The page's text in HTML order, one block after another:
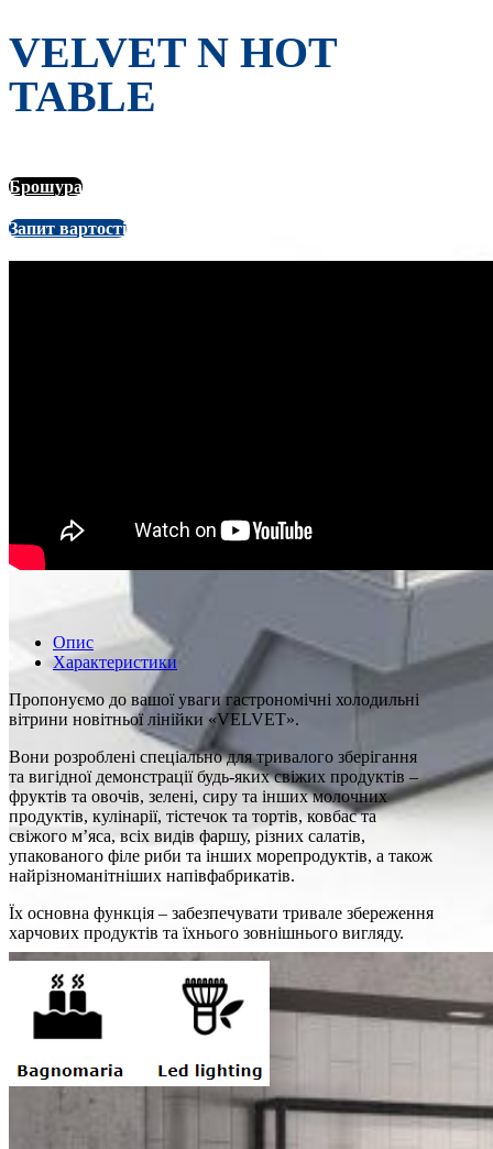
VELVET N HOT
TABLE
Брошура
Запит вартості
Опис
Характеристики
Пропонуємо до вашої уваги гастрономічні холодильні
вітрини новітньої лінійки «VELVET».
Вони розроблені спеціально для тривалого зберігання
та вигідної демонстрації будь-яких свіжих продуктів –
фруктів та овочів, зелені, сиру та інших молочних
продуктів, кулінарії, тістечок та тортів, ковбас та
свіжого м’яса, всіх видів фаршу, різних салатів,
упакованого філе риби та інших морепродуктів, а також
найрізноманітніших напівфабрикатів.
Їх основна функція – забезпечувати тривале збереження
харчових продуктів та їхнього зовнішнього вигляду.